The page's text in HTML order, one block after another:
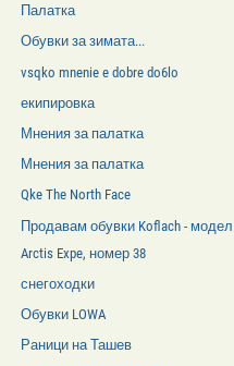
Палатка
Обувки за зимата...
vsqko mnenie e dobre do6lo
екипировка
Мнения за палатка
Мнения за палатка
Qke The North Face
Продавам обувки Koflach - модел
Arctis Expe, номер 38
снегоходки
Обувки LOWA
Раници на Ташев